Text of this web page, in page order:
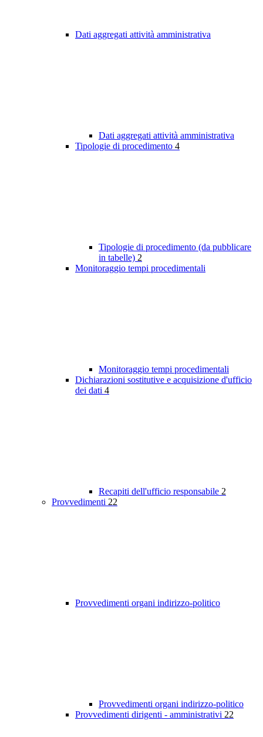
Dati aggregati attività amministrativa
Dati aggregati attività amministrativa
Tipologie di procedimento 4
Tipologie di procedimento (da pubblicare
in tabelle) 2
Monitoraggio tempi procedimentali
Monitoraggio tempi procedimentali
Dichiarazioni sostitutive e acquisizione d'ufficio
dei dati 4
Recapiti dell'ufficio responsabile 2
Provvedimenti 22
Provvedimenti organi indirizzo-politico
Provvedimenti organi indirizzo-politico
Provvedimenti dirigenti - amministrativi 22